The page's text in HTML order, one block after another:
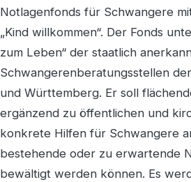
Notlagenfonds für Schwangere
„Kind willkommen“. Der Fonds
zum Leben“ der staatlich
Schwangerenberatungsstellen
und Württemberg. Er soll
ergänzend zu öffentlichen und
konkrete Hilfen für Schwangere
bestehende oder zu erwartende
bewältigt werden können. Es